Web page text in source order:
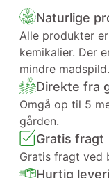
Naturlige
Alle produkter
kemikalier. Der
mindre madspild.
Direkte fra
Omgå op til 5
gården.
Gratis fragt
Gratis fragt ved
Hurtig